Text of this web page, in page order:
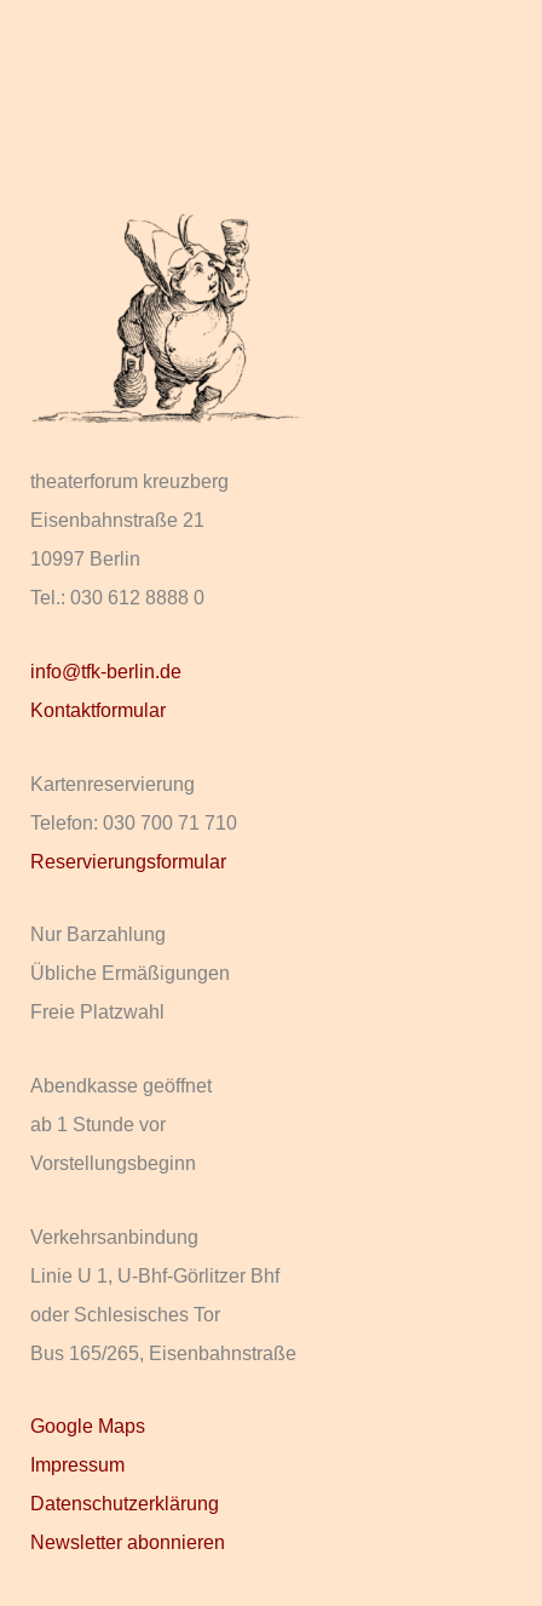
theaterforum kreuzberg
Eisenbahnstraße 21
10997 Berlin
Tel.: 030 612 8888 0
info@tfk-berlin.de
Kontaktformular
Kartenreservierung
Telefon: 030 700 71 710
Reservierungsformular
Nur Barzahlung
Übliche Ermäßigungen
Freie Platzwahl
Abendkasse geöffnet
ab 1 Stunde vor
Vorstellungsbeginn
Verkehrsanbindung
Linie U 1, U-Bhf-Görlitzer Bhf
oder Schlesisches Tor
Bus 165/265, Eisenbahnstraße
Google Maps
Impressum
Datenschutzerklärung
Newsletter abonnieren